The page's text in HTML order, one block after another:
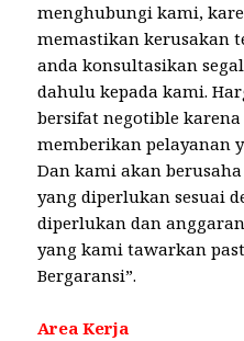
menghubungi kami,
memastikan kerusakan
anda konsultasikan
dahulu kepada kami.
bersifat negotible
memberikan pelayanan
Dan kami akan
yang diperlukan sesuai
diperlukan dan
yang kami tawarkan
Bergaransi”.
Area Kerja